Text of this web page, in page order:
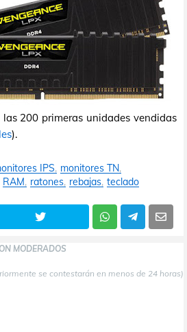
200 primeras unidades vendidas
).
IPS monitores TN
RAM ratones rebajas teclado
MODERADOS
se contestarán en menos de 24 horas)